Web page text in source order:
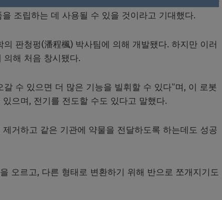
조립하는 데 사용될 수 있을 것이라고 기대했다.
판청펑(潘程楓) 박사팀에 의해 개발됐다. 하지만 이러
의해 처음 창시됐다.
수 있으면 더 많은 기능을 빌휘할 수 있다”며, 이 로봇
으며, 전기를 전도할 수도 있다고 말했다.
거하고 같은 기관에 약물을 전달하도록 하는데도 성공
오르고, 다른 형태로 변환하기 위해 반으로 쪼개지기도